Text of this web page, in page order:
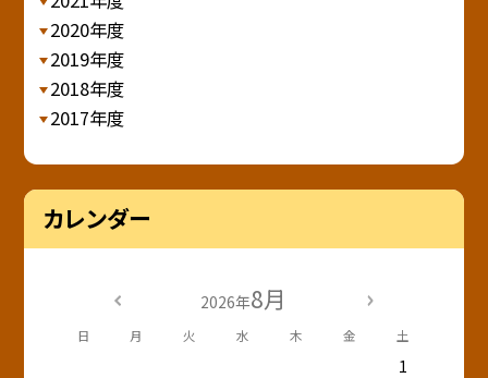
2020年度
2019年度
2018年度
2017年度
カレンダー
2026年8月
日 月 火 水 木 金 土
1